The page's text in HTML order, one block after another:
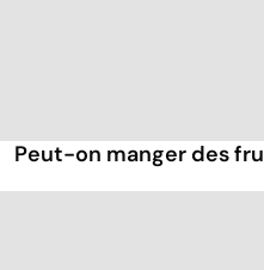
Peut-on manger des